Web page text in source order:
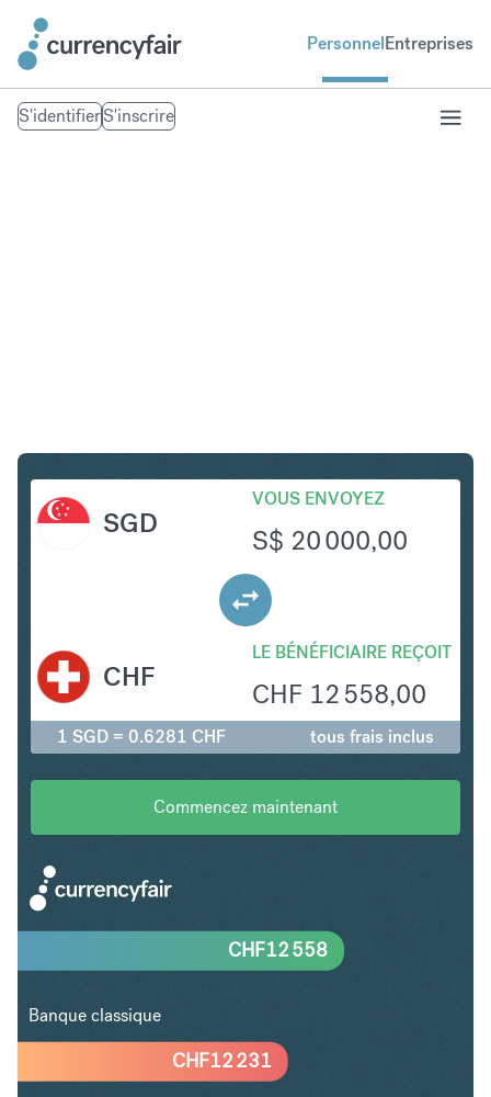
PersonnelEntreprises
S'identifierS'inscrire
SGD
VOUS ENVOYEZ
S$ 20 000,00
LE BÉNÉFICIAIRE REÇOIT
CHF 12 558,00
CHF
1 SGD = 0.6281 CHF tous frais inclus
Commencez maintenant
CHF12 231
CHF12 558
Banque classique